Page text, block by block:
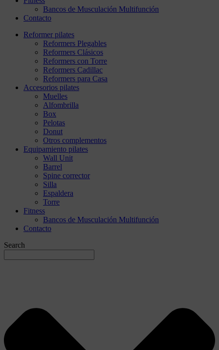
Bancos de Musculación Multifunción
Contacto
Reformer pilates
Reformers Plegables
Reformers Clásicos
Reformers con Torre
Reformers Cadillac
Reformers para Casa
Accesorios pilates
Muelles
Alfombrilla
Box
Pelotas
Donut
Otros complementos
Equipamiento pilates
Wall Unit
Barrel
Spine corrector
Silla
Espaldera
Torre
Fitness
Bancos de Musculación Multifunción
Contacto
Search